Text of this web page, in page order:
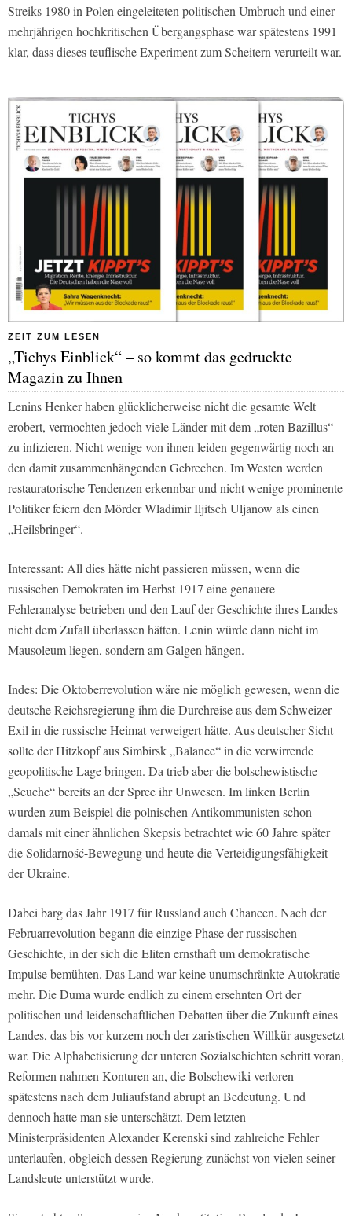
Streiks 1980 in Polen eingeleiteten politischen Umbruch und einer
mehrjährigen hochkritischen Übergangsphase war spätestens 1991
klar, dass dieses teuflische Experiment zum Scheitern verurteilt war.
ZEIT ZUM LESEN
„Tichys Einblick“ – so kommt das gedruckte
Magazin zu Ihnen
Lenins Henker haben glücklicherweise nicht die gesamte Welt
erobert, vermochten jedoch viele Länder mit dem „roten Bazillus“
zu infizieren. Nicht wenige von ihnen leiden gegenwärtig noch an
den damit zusammenhängenden Gebrechen. Im Westen werden
restauratorische Tendenzen erkennbar und nicht wenige prominente
Politiker feiern den Mörder Wladimir Iljitsch Uljanow als einen
„Heilsbringer“.
Interessant: All dies hätte nicht passieren müssen, wenn die
russischen Demokraten im Herbst 1917 eine genauere
Fehleranalyse betrieben und den Lauf der Geschichte ihres Landes
nicht dem Zufall überlassen hätten. Lenin würde dann nicht im
Mausoleum liegen, sondern am Galgen hängen.
Indes: Die Oktoberrevolution wäre nie möglich gewesen, wenn die
deutsche Reichsregierung ihm die Durchreise aus dem Schweizer
Exil in die russische Heimat verweigert hätte. Aus deutscher Sicht
sollte der Hitzkopf aus Simbirsk „Balance“ in die verwirrende
geopolitische Lage bringen. Da trieb aber die bolschewistische
„Seuche“ bereits an der Spree ihr Unwesen. Im linken Berlin
wurden zum Beispiel die polnischen Antikommunisten schon
damals mit einer ähnlichen Skepsis betrachtet wie 60 Jahre später
die Solidarność-Bewegung und heute die Verteidigungsfähigkeit
der Ukraine.
Dabei barg das Jahr 1917 für Russland auch Chancen. Nach der
Februarrevolution begann die einzige Phase der russischen
Geschichte, in der sich die Eliten ernsthaft um demokratische
Impulse bemühten. Das Land war keine unumschränkte Autokratie
mehr. Die Duma wurde endlich zu einem ersehnten Ort der
politischen und leidenschaftlichen Debatten über die Zukunft eines
Landes, das bis vor kurzem noch der zaristischen Willkür ausgesetzt
war. Die Alphabetisierung der unteren Sozialschichten schritt voran,
Reformen nahmen Konturen an, die Bolschewiki verloren
spätestens nach dem Juliaufstand abrupt an Bedeutung. Und
dennoch hatte man sie unterschätzt. Dem letzten
Ministerpräsidenten Alexander Kerenski sind zahlreiche Fehler
unterlaufen, obgleich dessen Regierung zunächst von vielen seiner
Landsleute unterstützt wurde.